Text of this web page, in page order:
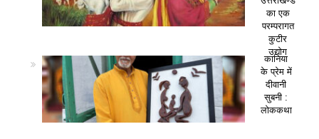
का एक
परम्परागत
कुटीर
उद्योग
कानिया
के प्रेम में
दीवानी
सुबनी :
लोककथा